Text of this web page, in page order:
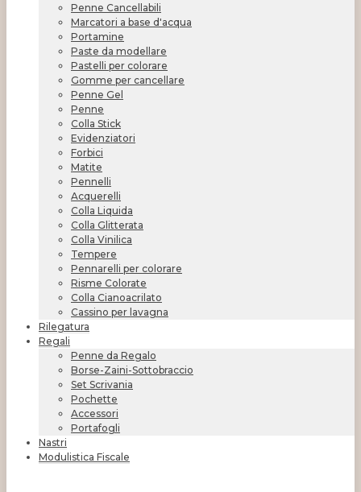
Penne Cancellabili
Marcatori a base d'acqua
Portamine
Paste da modellare
Pastelli per colorare
Gomme per cancellare
Penne Gel
Penne
Colla Stick
Evidenziatori
Forbici
Matite
Pennelli
Acquerelli
Colla Liquida
Colla Glitterata
Colla Vinilica
Tempere
Pennarelli per colorare
Risme Colorate
Colla Cianoacrilato
Cassino per lavagna
Rilegatura
Regali
Penne da Regalo
Borse-Zaini-Sottobraccio
Set Scrivania
Pochette
Accessori
Portafogli
Nastri
Modulistica Fiscale